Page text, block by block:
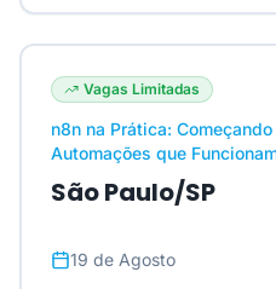
Vagas Limitadas
n8n na Prática:
Automações que
São Paulo/SP
19 de Agosto